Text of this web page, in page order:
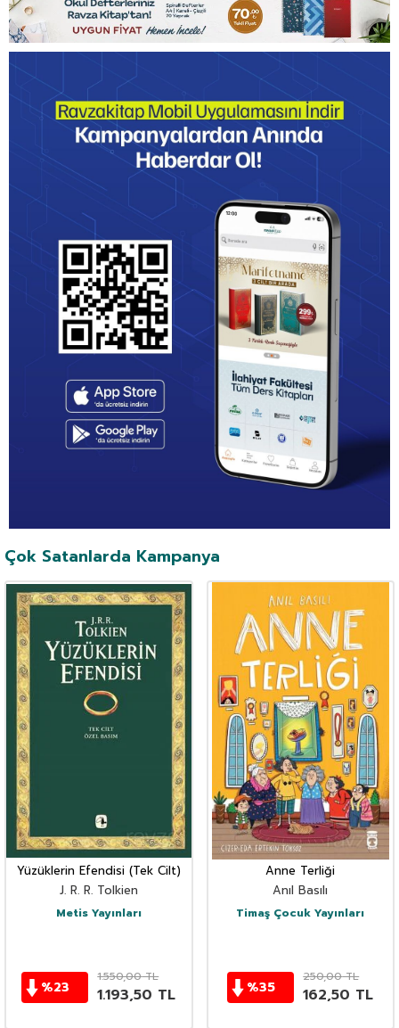
Çok Satanlarda Kampanya
Yüzüklerin Efendisi (Tek Cilt)
J. R. R. Tolkien
Metis Yayınları
%23
1.550,00TL
1.193,50 TL
Anne Terliği
Anıl Basılı
Timaş Çocuk Yayınları
%35
250,00TL
162,50 TL